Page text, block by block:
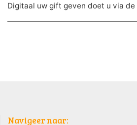
Digitaal uw gift geven doet u via de
Navigeer naar: